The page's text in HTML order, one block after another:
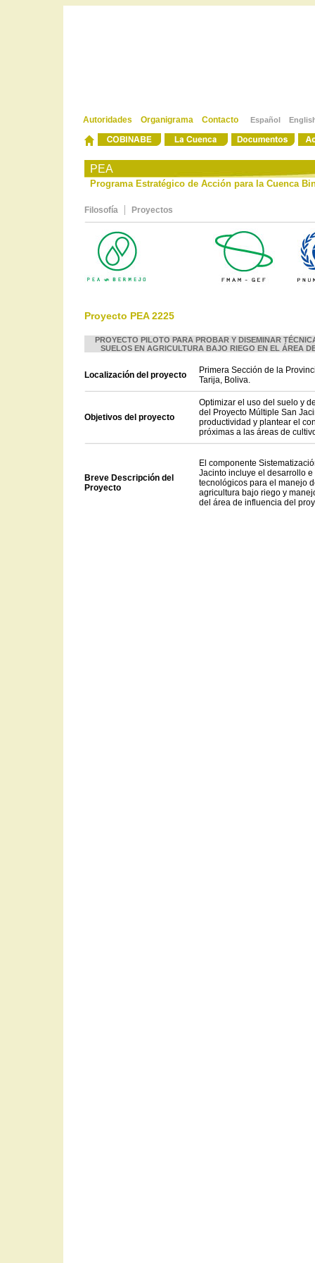
Autoridades Organigrama Contacto Español
-
PEA
Programa Estratégico de Acción para la Cuenca
Filosofía | Proyectos
Proyecto PEA 2225
PROYECTO PILOTO PARA PROBAR Y DISEMINAR
SUELOS EN AGRICULTURA BAJO RIEGO EN EL ÁREA
Localización del proyecto
Primera Sección de la
Tarija, Boliva.
Objetivos del proyecto
Optimizar el uso del suelo y
del Proyecto Múltiple San
productividad y plantear el
próximas a las áreas de
Breve Descripción del
Proyecto
El componente
Jacinto incluye el desarrollo
tecnológicos para el manejo
agricultura bajo riego y
del área de influencia del